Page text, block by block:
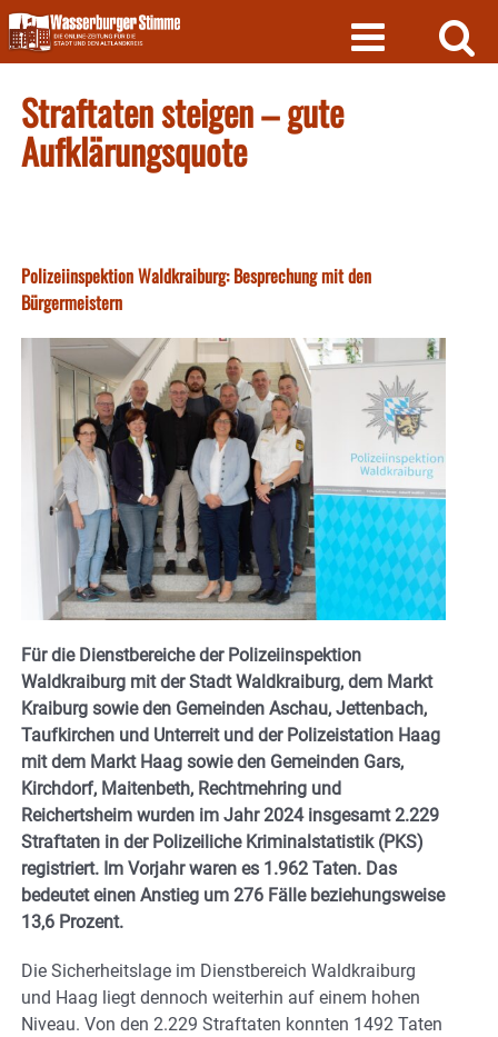
Skip
to
content
Straftaten steigen – gute
Aufklärungsquote
Polizeiinspektion Waldkraiburg: Besprechung mit den
Bürgermeistern
Für die Dienstbereiche der Polizeiinspektion
Waldkraiburg mit der Stadt Waldkraiburg, dem Markt
Kraiburg sowie den Gemeinden Aschau, Jettenbach,
Taufkirchen und Unterreit und der Polizeistation Haag
mit dem Markt Haag sowie den Gemeinden Gars,
Kirchdorf, Maitenbeth, Rechtmehring und
Reichertsheim wurden im Jahr 2024 insgesamt 2.229
Straftaten in der Polizeiliche Kriminalstatistik (PKS)
registriert. Im Vorjahr waren es 1.962 Taten. Das
bedeutet einen Anstieg um 276 Fälle beziehungsweise
13,6 Prozent.
Die Sicherheitslage im Dienstbereich Waldkraiburg
und Haag liegt dennoch weiterhin auf einem hohen
Niveau. Von den 2.229 Straftaten konnten 1492 Taten